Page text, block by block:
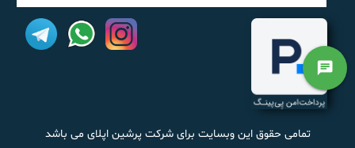
تمامی حقوق این وبسایت برای شرکت پرشین اپلای می باشد
chat